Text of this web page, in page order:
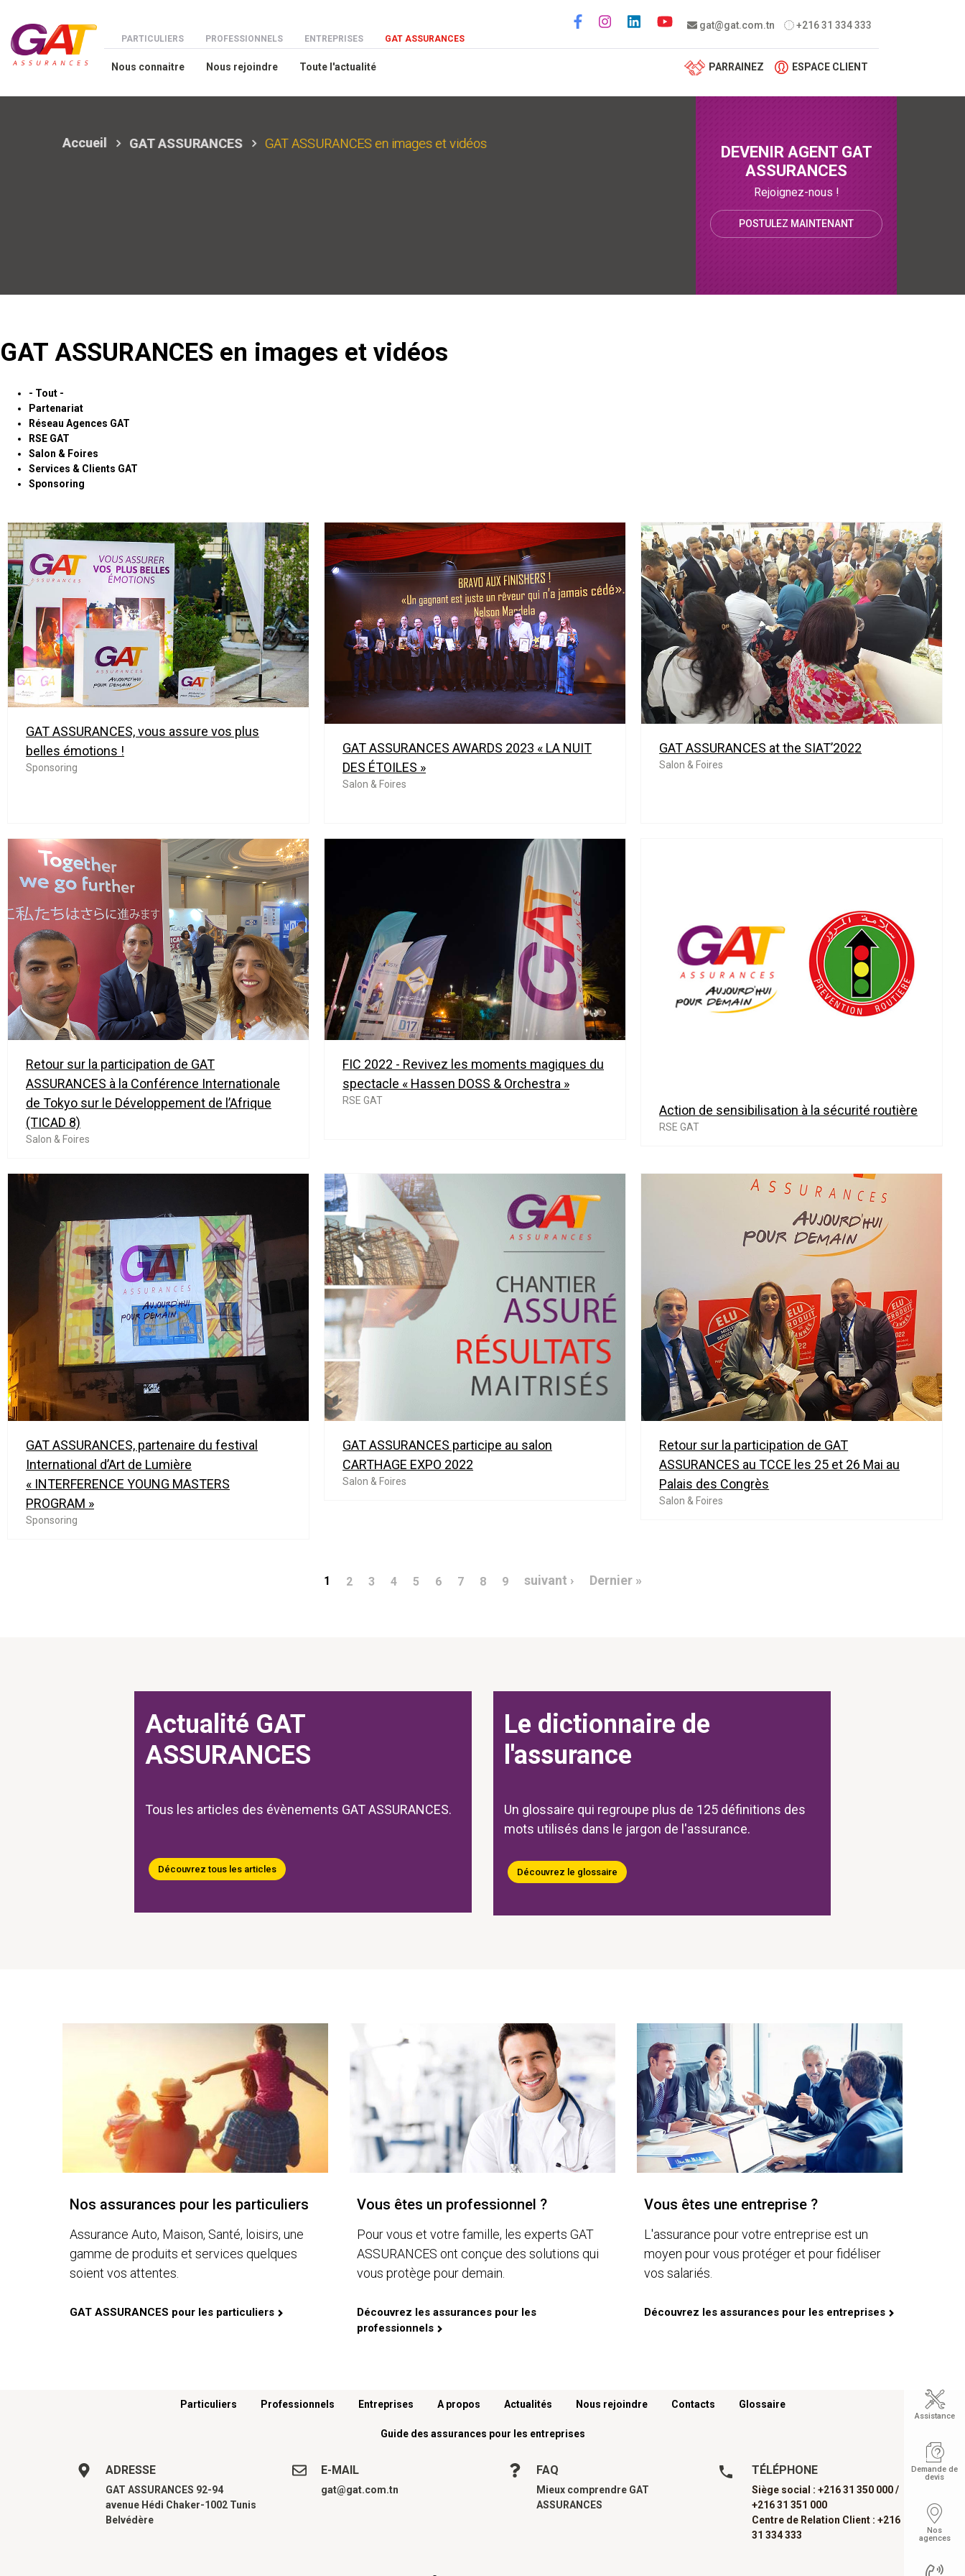
Menu espaces
PARTICULIERS PROFESSIONNELS ENTREPRISES GAT ASSURANCES
gat@gat.com.tn +216 31 334 333
Social menu
Nous connaitre Nous rejoindre Toute l'actualité PARRAINEZ ESPACE CLIENT
Accueil GAT ASSURANCES GAT ASSURANCES en images et vidéos
DEVENIR AGENT GAT
ASSURANCES
Rejoignez-nous !
POSTULEZ MAINTENANT
GAT ASSURANCES en images et vidéos
- Tout -
Partenariat
Réseau Agences GAT
RSE GAT
Salon & Foires
Services & Clients GAT
Sponsoring
GAT ASSURANCES, vous assure vos plus
belles émotions !
Sponsoring
GAT ASSURANCES AWARDS 2023 « LA NUIT
DES ÉTOILES »
Salon & Foires
GAT ASSURANCES at the SIAT’2022
Salon & Foires
Retour sur la participation de GAT
ASSURANCES à la Conférence Internationale
de Tokyo sur le Développement de l’Afrique
(TICAD 8)
Salon & Foires
FIC 2022 - Revivez les moments magiques du
spectacle « Hassen DOSS & Orchestra »
RSE GAT
Action de sensibilisation à la sécurité routière
RSE GAT
GAT ASSURANCES, partenaire du festival
International d’Art de Lumière
« INTERFERENCE YOUNG MASTERS
PROGRAM »
Sponsoring
GAT ASSURANCES participe au salon
CARTHAGE EXPO 2022
Salon & Foires
Retour sur la participation de GAT
ASSURANCES au TCCE les 25 et 26 Mai au
Palais des Congrès
Salon & Foires
1 2 3 4 5 6 7 8 9 suivant ›Page suivante
Dernier »Dernière page
Actualité GAT
ASSURANCES
Tous les articles des évènements GAT ASSURANCES.
Découvrez tous les articles
Le dictionnaire de
l'assurance
Un glossaire qui regroupe plus de 125 définitions des
mots utilisés dans le jargon de l'assurance.
Découvrez le glossaire
Nos assurances pour les particuliers
Assurance Auto, Maison, Santé, loisirs, une
gamme de produits et services quelques
soient vos attentes.
GAT ASSURANCES pour les particuliers
Vous êtes un professionnel ?
Pour vous et votre famille, les experts GAT
ASSURANCES ont conçue des solutions qui
vous protège pour demain.
Découvrez les assurances pour les
professionnels
Vous êtes une entreprise ?
L'assurance pour votre entreprise est un
moyen pour vous protéger et pour fidéliser
vos salariés.
Découvrez les assurances pour les entreprises
Particuliers Professionnels Entreprises A propos Actualités Nous rejoindre Contacts Glossaire
Guide des assurances pour les entreprises
ADRESSE
GAT ASSURANCES 92-94
avenue Hédi Chaker-1002 Tunis
Belvédère
E-MAIL
gat@gat.com.tn
FAQ
Mieux comprendre GAT
ASSURANCES
TÉLÉPHONE
Siège social : +216 31 350 000 /
+216 31 351 000
Centre de Relation Client : +216
31 334 333
Assistance
Demande de
devis
Nos
agences